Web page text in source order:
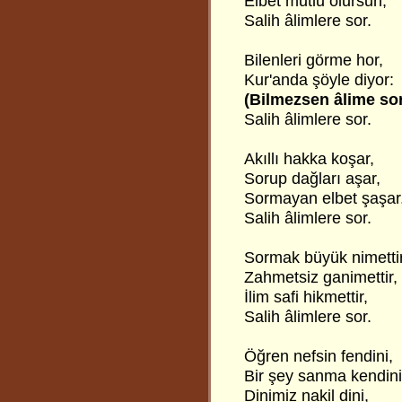
Salih âlimlere sor.
Bilenleri görme hor,
Kur'anda şöyle diyor:
(Bilmezsen âlime
Salih âlimlere sor.
Akıllı hakka koşar,
Sorup dağları aşar,
Sormayan elbet
Salih âlimlere sor.
Sormak büyük
Zahmetsiz ganimettir,
İlim safi hikmettir,
Salih âlimlere sor.
Öğren nefsin fendini,
Bir şey sanma
Dinimiz nakil dini,